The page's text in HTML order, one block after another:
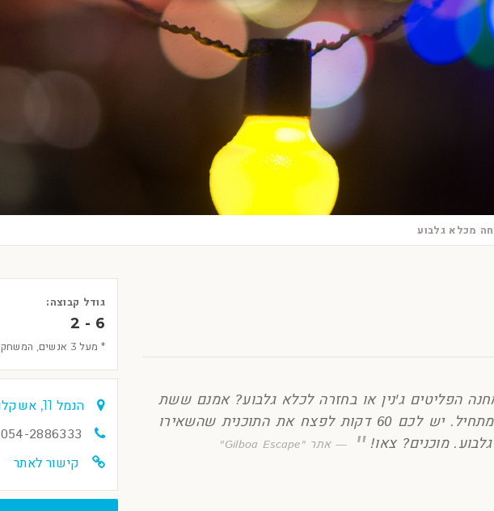
מכלא גלבוע
הפליטים ג'נין או בחזרה לכלא גלבוע? אמנם ששת
האסירים נתפסו, אך הסיפור שלנו רק מתחיל. יש לכם 60 דקות לפצח את התוכנית שהשאירו
מוכנים? צאו!
אתר "Gilboa Escape"
גודל קבוצה:
2 - 6
* מעל 3 אנשים, המשחק יתנהל ב-2 חדרים זהים
הנמל 11, אשקלון
054-2886333
קישור לאתר